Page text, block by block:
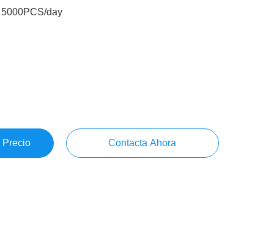
5000PCS/day
Precio Contacta Ahora